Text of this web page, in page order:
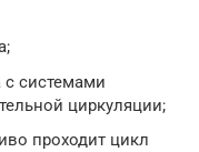
с системами
циркуляции;
проходит цикл